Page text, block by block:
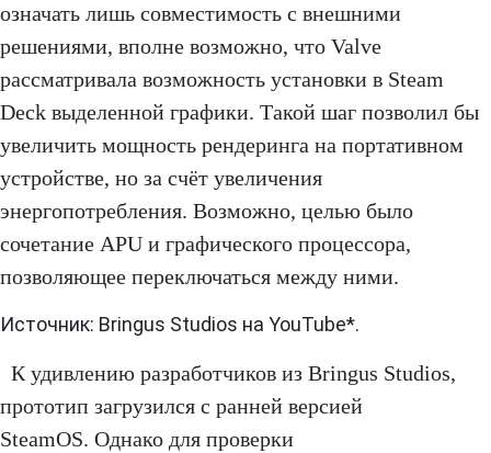
означать лишь совместимость с внешними
решениями, вполне возможно, что Valve
рассматривала возможность установки в Steam
Deck выделенной графики. Такой шаг позволил бы
увеличить мощность рендеринга на портативном
устройстве, но за счёт увеличения
энергопотребления. Возможно, целью было
сочетание APU и графического процессора,
позволяющее переключаться между ними.
Источник: Bringus Studios на YouTube*.
К удивлению разработчиков из Bringus Studios,
прототип загрузился с ранней версией
SteamOS. Однако для проверки